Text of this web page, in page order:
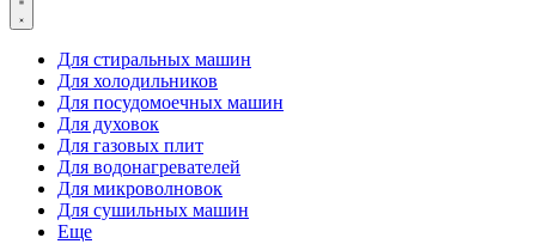
Для стиральных машин
Для холодильников
Для посудомоечных машин
Для духовок
Для газовых плит
Для водонагревателей
Для микроволновок
Для сушильных машин
Еще